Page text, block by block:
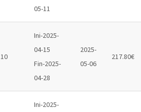
05-11
10
Ini-2025-
04-15
Fin-2025-
04-28
2025-
05-06
217.80€
Ini-2025-